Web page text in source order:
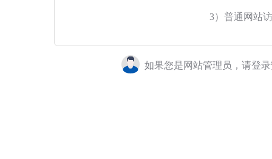
3）普通网站
如果您是网站管理员，请登